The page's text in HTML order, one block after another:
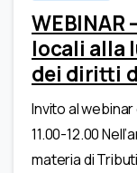
locali alla
dei diritti
Invito al
11.00-12.00
materia di